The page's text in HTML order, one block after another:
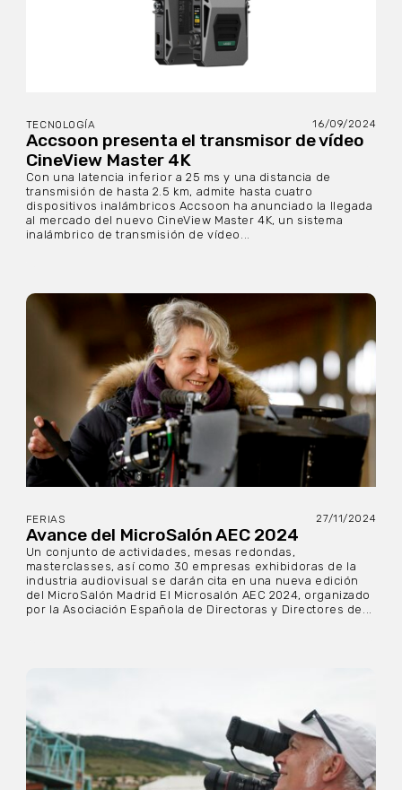
TECNOLOGÍA 16/09/2024
Accsoon presenta el transmisor de vídeo
CineView Master 4K
Con una latencia inferior a 25 ms y una distancia de
transmisión de hasta 2.5 km, admite hasta cuatro
dispositivos inalámbricos Accsoon ha anunciado la llegada
al mercado del nuevo CineView Master 4K, un sistema
inalámbrico de transmisión de vídeo...
FERIAS 27/11/2024
Avance del MicroSalón AEC 2024
Un conjunto de actividades, mesas redondas,
masterclasses, así como 30 empresas exhibidoras de la
industria audiovisual se darán cita en una nueva edición
del MicroSalón Madrid El Microsalón AEC 2024, organizado
por la Asociación Española de Directoras y Directores de...